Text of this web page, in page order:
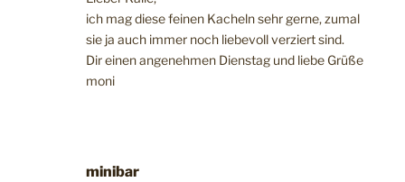
ich mag diese feinen Kacheln sehr gerne, zumal
sie ja auch immer noch liebevoll verziert sind.
Dir einen angenehmen Dienstag und liebe Grüße
moni
minibar